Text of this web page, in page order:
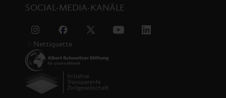
SOCIAL-MEDIA-KANÄLE
Nettiquette